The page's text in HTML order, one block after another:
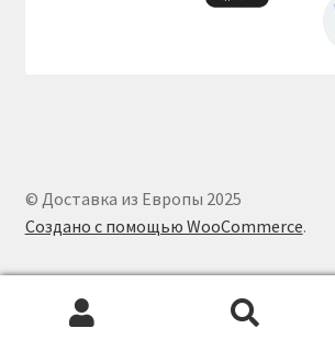
© Доставка из Европы 2025
Создано с помощью WooCommerce.